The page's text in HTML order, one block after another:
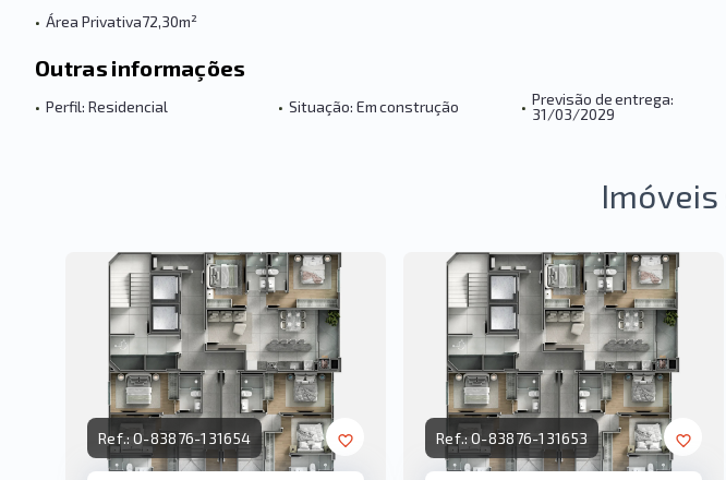
• Área Privativa72,30m²
Outras informações
• Perfil: Residencial • Situação: Em construção • Previsão de entrega:
31/03/2029
Ref.:O-83876-131654 Ref.:O-83876-131653